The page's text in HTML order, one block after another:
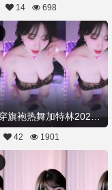
14 698
BJ쑤지穿旗袍热舞加特林20250619Hot Dance
42 1901